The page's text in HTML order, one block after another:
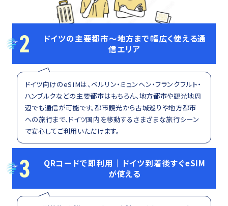
2
ドイツの主要都市〜地方まで幅広く使える通
信エリア
ドイツ向けのeSIMは、ベルリン・ミュンヘン・フランクフルト・
ハンブルクなどの主要都市はもちろん、地方都市や観光地周
辺でも通信が可能です。都市観光から古城巡りや地方都市
への旅行まで、ドイツ国内を移動するさまざまな旅行シーン
で安心してご利用いただけます。
3
QRコードで即利用｜ドイツ到着後すぐeSIM
が使える